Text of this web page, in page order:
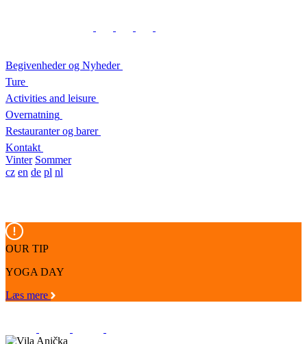
Begivenheder og Nyheder
Ture
Activities and leisure
Overnatning
Restauranter og barer
Kontakt
Vinter Sommer
cz en de pl nl
OUR TIP
YOGA DAY
Læs mere